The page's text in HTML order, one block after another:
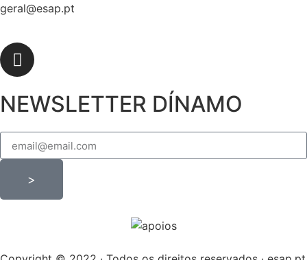
geral@esap.pt
NEWSLETTER DÍNAMO
>